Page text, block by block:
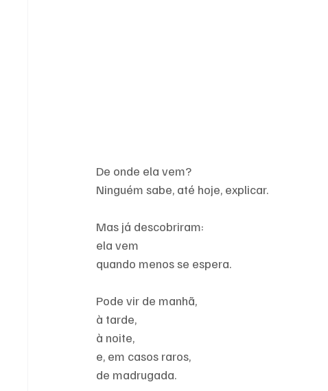
De onde ela vem?
Ninguém sabe, até hoje, explicar.
Mas já descobriram:
ela vem
quando menos se espera.
Pode vir de manhã,
à tarde,
à noite,
e, em casos raros,
de madrugada.